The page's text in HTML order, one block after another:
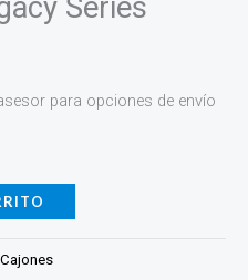
Series
para opciones de envío
Cajones